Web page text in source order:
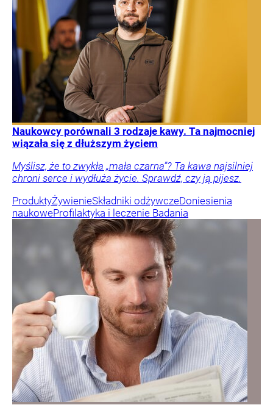
Naukowcy porównali 3 rodzaje kawy. Ta najmocniej
wiązała się z dłuższym życiem
Myślisz, że to zwykła „mała czarna”? Ta kawa najsilniej
chroni serce i wydłuża życie. Sprawdź, czy ją pijesz.
ProduktyŻywienieSkładniki odżywczeDoniesienia
naukoweProfilaktyka i leczenie Badania